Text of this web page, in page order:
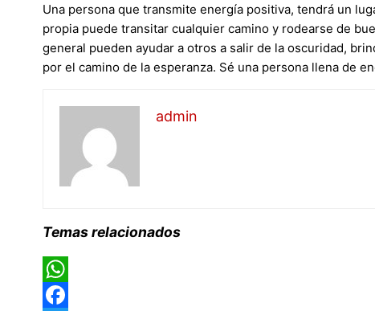
Una persona que transmite energía positiva, tendrá un
propia puede transitar cualquier camino y rodearse de
general pueden ayudar a otros a salir de la oscuridad,
por el camino de la esperanza. Sé una persona llena de
admin
Temas relacionados
WhatsApp